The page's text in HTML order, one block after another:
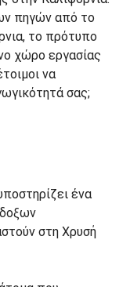
πηγών από το
το πρότυπο
χώρο εργασίας
να
σας;
ένα
στη Χρυσή